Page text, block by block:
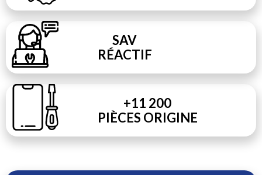
SAV
RÉACTIF
+11 200
PIÈCES ORIGINE